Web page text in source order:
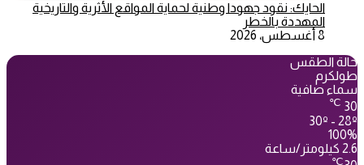
الحايك: نقود جهودا وطنية لحماية المواقع الأثرية والتاريخية
المهددة بالخطر
8 أغسطس، 2026
حالة الطقس
طولكرم
سماء صافية
30
℃
30º - 28º
100%
2.6 كيلومتر/ساعة
℃